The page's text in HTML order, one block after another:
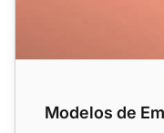
Modelos de